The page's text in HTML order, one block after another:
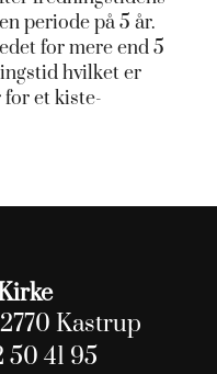
periode på 5 år.
for mere end 5
hvilket er
for et kiste-
Kastrup
50 41 95